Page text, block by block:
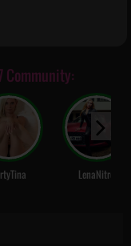
Community:
LenaNitro